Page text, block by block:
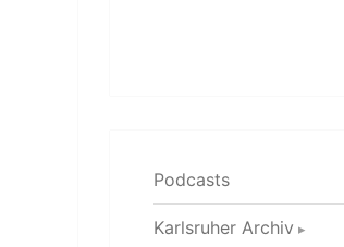
Podcasts
Karlsruher Archiv